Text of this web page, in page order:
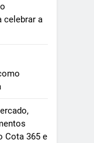
celebrar a
Cota 365 e